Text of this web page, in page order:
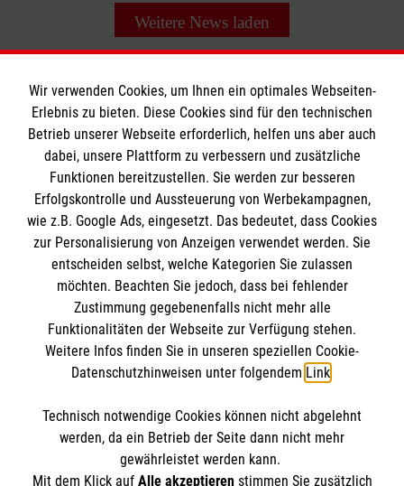
Weitere News laden
Informationen
A-Z
Presse
Impressum
Datenschutz
Barrierefreiheit
Die Malteser
Malteser im Erzbistum Bamberg
Malteser in Deutschland
Malteser Jugend
Sharepoint
Spendenkonto
Bank: Pax-Bank
IBAN: DE80 3706 0120 1201 2030 20
So finden Sie uns
Wir verwenden Cookies, um Ihnen ein optimales Webseiten-
Erlebnis zu bieten. Diese Cookies sind für den technischen
Betrieb unserer Webseite erforderlich, helfen uns aber auch
dabei, unsere Plattform zu verbessern und zusätzliche
Funktionen bereitzustellen. Sie werden zur besseren
Erfolgskontrolle und Aussteuerung von Werbekampagnen,
wie z.B. Google Ads, eingesetzt. Das bedeutet, dass Cookies
zur Personalisierung von Anzeigen verwendet werden. Sie
entscheiden selbst, welche Kategorien Sie zulassen
möchten. Beachten Sie jedoch, dass bei fehlender
Zustimmung gegebenenfalls nicht mehr alle
Funktionalitäten der Webseite zur Verfügung stehen.
Weitere Infos finden Sie in unseren speziellen Cookie-
Datenschutzhinweisen unter folgendem Link.
Technisch notwendige Cookies können nicht abgelehnt
werden, da ein Betrieb der Seite dann nicht mehr
gewährleistet werden kann.
Mit dem Klick auf Alle akzeptierenstimmen Sie zusätzlich